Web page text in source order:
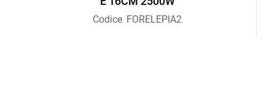
Codice FORELEPIA2